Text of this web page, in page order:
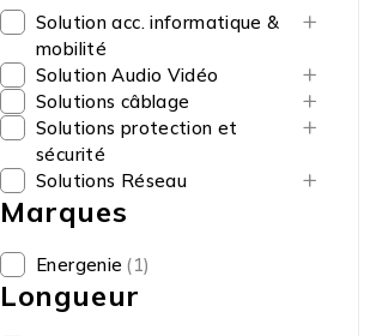
Solution acc. informatique &
mobilité
Solution Audio Vidéo
Solutions câblage
Solutions protection et
sécurité
Solutions Réseau
Marques
Energenie (1)
Longueur